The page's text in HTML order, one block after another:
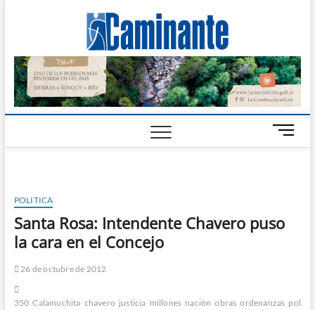
Digital
CALAMUCHITA
B
o
e
POLITICA
Santa Rosa: Intendente Chavero puso
la cara en el Concejo
26 de octubre de 2012
350 Calamuchita chavero justicia millones nación obras ordenanzas